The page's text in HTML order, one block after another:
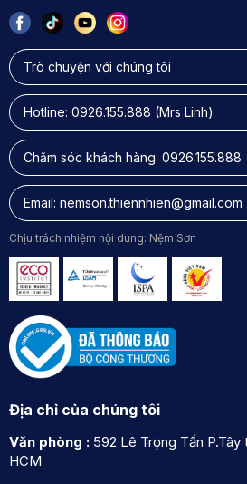
Trò chuyện với chúng tôi
Hotline: 0926.155.888 (Mrs Linh)
Chăm sóc khách hàng: 0926.155.888
Email: nemson.thiennhien@gmail.com
Chịu trách nhiệm nội dung: Nệm Sơn
Địa chỉ của chúng tôi
Văn phòng : 592 Lê Trọng Tấn P.Tây
HCM